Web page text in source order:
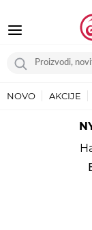
NOVO AKCIJE